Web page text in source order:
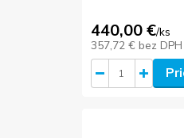
440,00 €/ks
357,72 € bez DPH